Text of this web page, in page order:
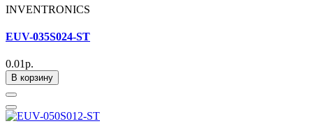
INVENTRONICS
EUV-035S024-ST
0.01р.
В корзину